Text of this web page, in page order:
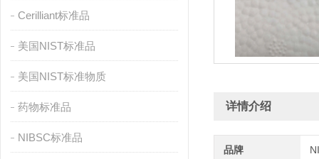
Cerilliant标准品
美国NIST标准品
美国NIST标准物质
药物标准品
NIBSC标准品
详情介绍
品牌